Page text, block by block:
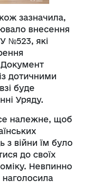
зазначила,
внесення
№523, які
Документ
дотичними
буде
Уряду.
належне, щоб
з війни їм було
до своїх
Невпинно